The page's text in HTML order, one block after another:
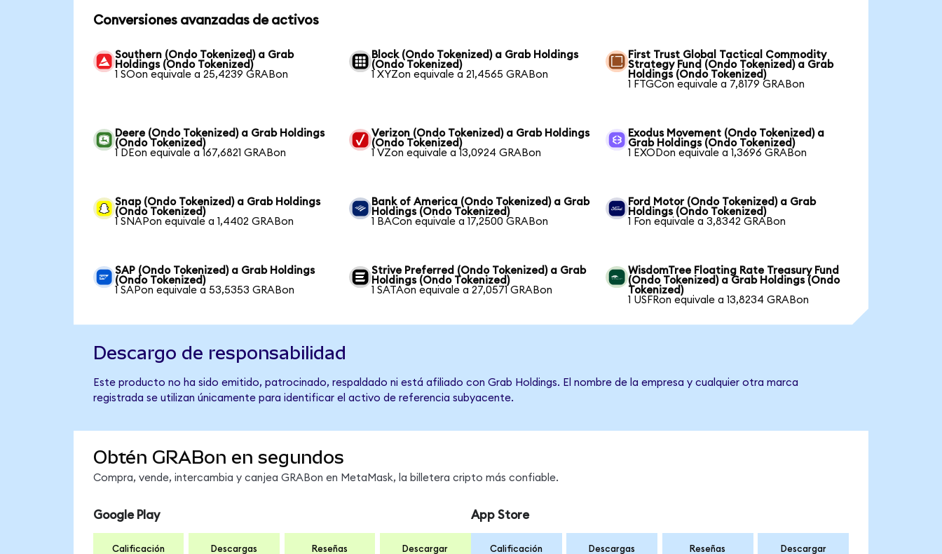
Conversiones avanzadas de activos
Southern (Ondo Tokenized) a Grab
Holdings (Ondo Tokenized)
1 SOon equivale a 25,4239 GRABon
Block (Ondo Tokenized) a Grab Holdings
(Ondo Tokenized)
1 XYZon equivale a 21,4565 GRABon
First Trust Global Tactical Commodity
Strategy Fund (Ondo Tokenized) a Grab
Holdings (Ondo Tokenized)
1 FTGCon equivale a 7,8179 GRABon
Deere (Ondo Tokenized) a Grab Holdings
(Ondo Tokenized)
1 DEon equivale a 167,6821 GRABon
Verizon (Ondo Tokenized) a Grab Holdings
(Ondo Tokenized)
1 VZon equivale a 13,0924 GRABon
Exodus Movement (Ondo Tokenized) a
Grab Holdings (Ondo Tokenized)
1 EXODon equivale a 1,3696 GRABon
Snap (Ondo Tokenized) a Grab Holdings
(Ondo Tokenized)
1 SNAPon equivale a 1,4402 GRABon
Bank of America (Ondo Tokenized) a Grab
Holdings (Ondo Tokenized)
1 BACon equivale a 17,2500 GRABon
Ford Motor (Ondo Tokenized) a Grab
Holdings (Ondo Tokenized)
1 Fon equivale a 3,8342 GRABon
SAP (Ondo Tokenized) a Grab Holdings
(Ondo Tokenized)
1 SAPon equivale a 53,5353 GRABon
Strive Preferred (Ondo Tokenized) a Grab
Holdings (Ondo Tokenized)
1 SATAon equivale a 27,0571 GRABon
WisdomTree Floating Rate Treasury Fund
(Ondo Tokenized) a Grab Holdings (Ondo
Tokenized)
1 USFRon equivale a 13,8234 GRABon
Descargo de responsabilidad
Este producto no ha sido emitido, patrocinado, respaldado ni está afiliado con Grab Holdings. El nombre de la empresa y cualquier otra marca
registrada se utilizan únicamente para identificar el activo de referencia subyacente.
Obtén GRABon en segundos
Compra, vende, intercambia y canjea GRABon en MetaMask, la billetera cripto más confiable.
Google Play
Calificación Descargas Reseñas Descargar
App Store
Calificación Descargas Reseñas Descargar